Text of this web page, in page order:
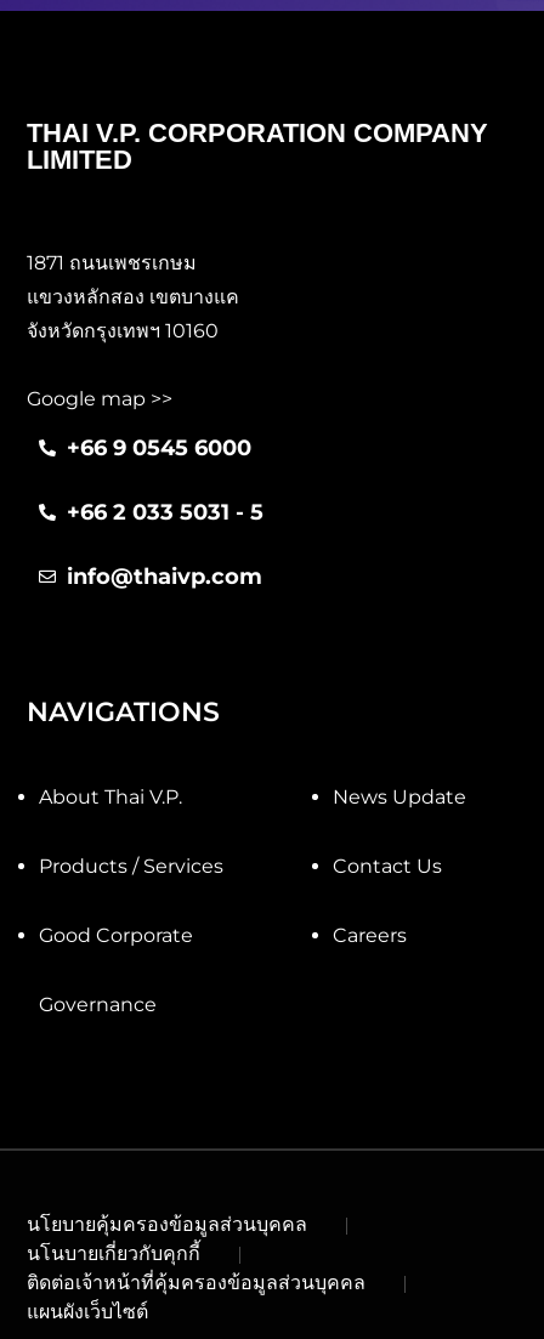
THAI V.P. CORPORATION COMPANY
LIMITED
1871 ถนนเพชรเกษม
แขวงหลักสอง เขตบางแค
จังหวัดกรุงเทพฯ 10160
Google map >>
+66 9 0545 6000
+66 2 033 5031 - 5
info@thaivp.com
NAVIGATIONS
About Thai V.P.
Products / Services
Good Corporate
Governance
News Update
Contact Us
Careers
นโยบายคุ้มครองข้อมูลส่วนบุคคล
นโนบายเกี่ยวกับคุกกี้
ติดต่อเจ้าหน้าที่คุ้มครองข้อมูลส่วนบุคคล
แผนผังเว็บไซต์